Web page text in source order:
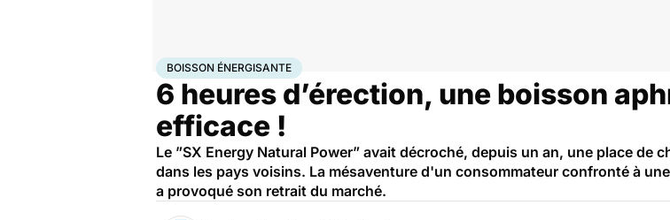
AccueilSantéBoisson énergisante
BOISSON ÉNERGISANTE
6 heures d’érection, une boisson
efficace !
Le ”SX Energy Natural Power” avait décroché, depuis un an, une place
dans les pays voisins. La mésaventure d'un consommateur confronté à
a provoqué son retrait du marché.